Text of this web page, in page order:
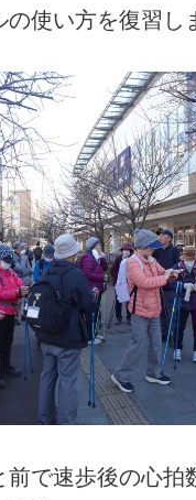
の使い方を復習し
で速歩後の心拍